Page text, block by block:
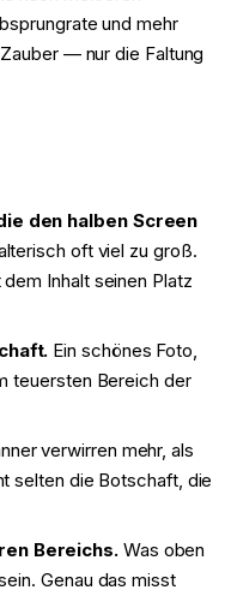
und mehr
— nur die Faltung
den halben Screen
oft viel zu groß.
Inhalt seinen Platz
Ein schönes Foto,
teuersten Bereich der
verwirren mehr, als
selten die Botschaft, die
Bereichs. Was oben
Genau das misst